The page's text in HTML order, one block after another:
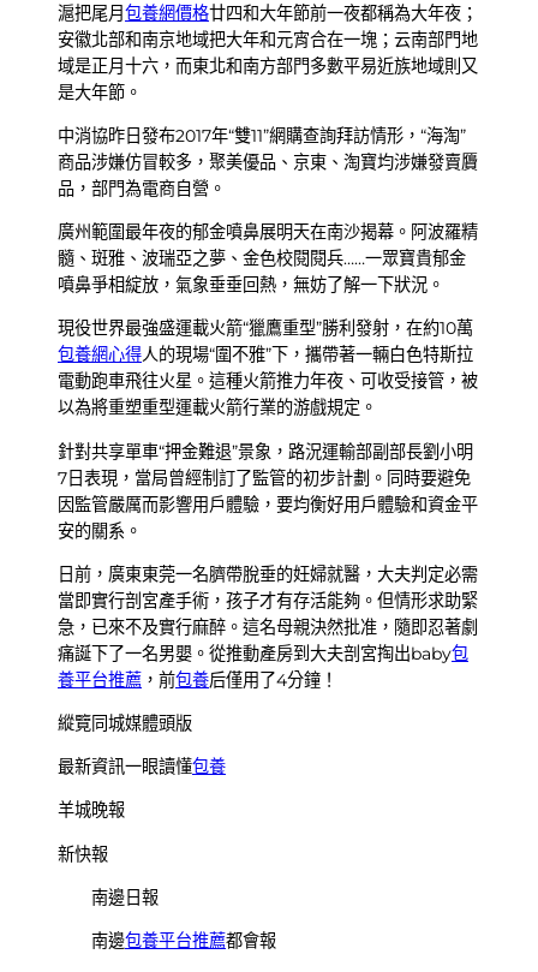
滬把尾月包養網價格廿四和大年節前一夜都稱為大年夜；
安徽北部和南京地域把大年和元宵合在一塊；云南部門地
域是正月十六，而東北和南方部門多數平易近族地域則又
是大年節。
中消協昨日發布2017年“雙11”網購查詢拜訪情形，“海淘”
商品涉嫌仿冒較多，聚美優品、京東、淘寶均涉嫌發賣贗
品，部門為電商自營。
廣州範圍最年夜的郁金噴鼻展明天在南沙揭幕。阿波羅精
髓、斑雅、波瑞亞之夢、金色校閱閱兵……一眾寶貴郁金
噴鼻爭相綻放，氣象垂垂回熱，無妨了解一下狀況。
現役世界最強盛運載火箭“獵鷹重型”勝利發射，在約10萬
包養網心得人的現場“圍不雅”下，攜帶著一輛白色特斯拉
電動跑車飛往火星。這種火箭推力年夜、可收受接管，被
以為將重塑重型運載火箭行業的游戲規定。
針對共享單車“押金難退”景象，路況運輸部副部長劉小明
7日表現，當局曾經制訂了監管的初步計劃。同時要避免
因監管嚴厲而影響用戶體驗，要均衡好用戶體驗和資金平
安的關系。
日前，廣東東莞一名臍帶脫垂的妊婦就醫，大夫判定必需
當即實行剖宮產手術，孩子才有存活能夠。但情形求助緊
急，已來不及實行麻醉。這名母親決然批准，隨即忍著劇
痛誕下了一名男嬰。從推動產房到大夫剖宮掏出baby包
養平台推薦 ，前包養后僅用了4分鐘！
縱覽同城媒體頭版
最新資訊一眼讀懂包養
羊城晚報
新快報
南邊日報
南邊包養平台推薦都會報